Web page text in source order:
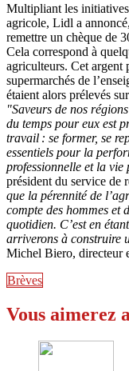
Multipliant les
agricole, Lidl a
remettre un chèque de
Cela correspond à
agriculteurs. Cet argent
supermarchés de
étaient alors prélevés
"Saveurs de nos
du temps pour eux est
travail : se former, se
essentiels pour la
professionnelle et la vie
président du service de
que la pérennité de
compte des hommes et
quotidien. C’est en
arriverons à construire
Michel Biero, directeur
Brèves
Vous aimerez